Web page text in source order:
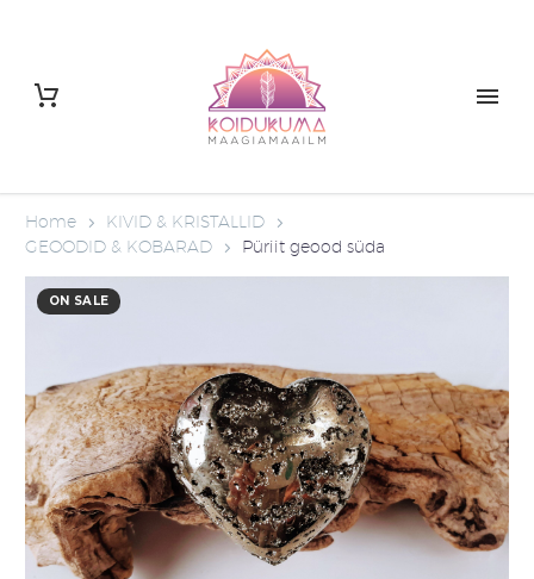
Home
KIVID & KRISTALLID
GEOODID & KOBARAD
Püriit geood süda
ON SALE